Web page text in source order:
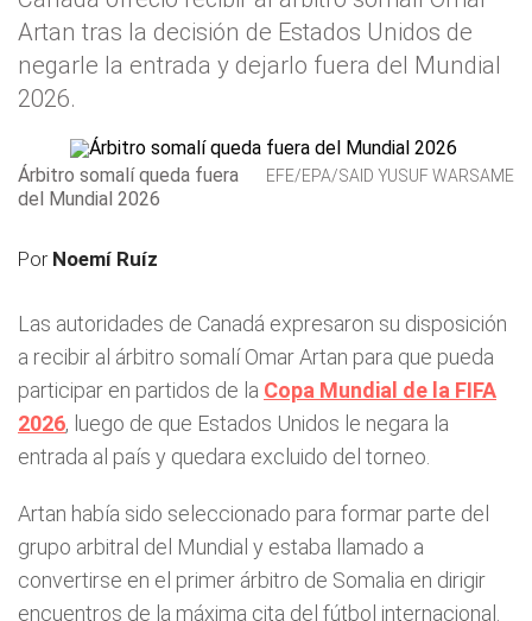
Artan tras la decisión de Estados Unidos de
negarle la entrada y dejarlo fuera del Mundial
2026.
Árbitro somalí queda fuera
del Mundial 2026
EFE/EPA/SAID YUSUF WARSAME
Por Noemí Ruíz
Las autoridades de Canadá expresaron su disposición
a recibir al árbitro somalí Omar Artan para que pueda
participar en partidos de la Copa Mundial de la FIFA
2026, luego de que Estados Unidos le negara la
entrada al país y quedara excluido del torneo.
Artan había sido seleccionado para formar parte del
grupo arbitral del Mundial y estaba llamado a
convertirse en el primer árbitro de Somalia en dirigir
encuentros de la máxima cita del fútbol internacional.